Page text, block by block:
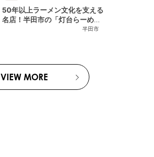
半田市
50年以上ラーメン文化を支える
名店！半田市の「灯台らーめん
半田店」へ【熱血ラーメン伝 8
VIEW MORE